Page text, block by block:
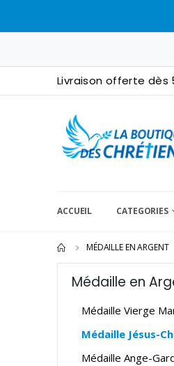
Livraison offerte dès
ACCUEIL CATEGORIES
MÉDAILLE EN ARGENT
Médaille en
Médaille Vierge
Médaille Jésus-
Médaille Ange-